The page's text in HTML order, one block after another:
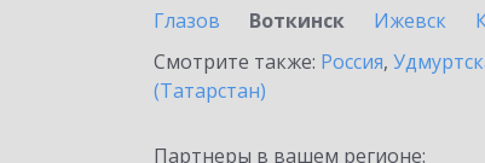
Глазов
Воткинск Ижевск
Смотрите также: Россия,
(Татарстан)
Партнеры в вашем регионе: